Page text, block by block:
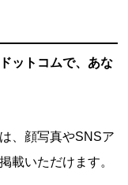
ットコムで、あな
、顔写真やSNSア
載いただけます。